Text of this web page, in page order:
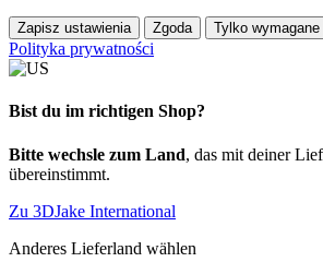
Zapisz ustawienia Zgoda Tylko wymagane
Polityka prywatności
Bist du im richtigen Shop?
Bitte wechsle zum Land, das mit deiner
übereinstimmt.
Zu 3DJake International
Anderes Lieferland wählen